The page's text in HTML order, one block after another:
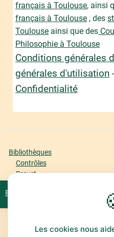
Ouvrir l'index du cours
français à Toulouse, ainsi
français à Toulouse, des
Toulouseainsi que des
Philosophie à Toulouse
Conditions générales
générales d'utilisation-
Confidentialité
Bibliothèques
Contrôles
Brevet
ClassementLes cookies nous